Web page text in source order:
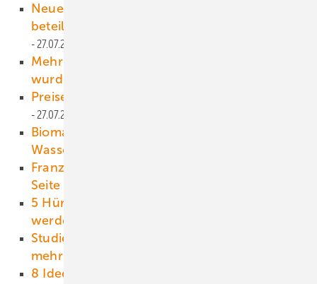
Neue Finanzprodukte: Hansainvest Lux
beteiligt sich an Solarparkgesellschaften
27.07.2021
Mehr als im ganzen Jahr 2019 aufgestellt
wurde
Preise für Projektmodule sinken leicht
27.07.2021
Biomasse und Klärschlamm als
Wasserstofflieferanten
Französischer Energierat schlägt sich auf die
Seite von Solarpark-Betreibern
5 Hürden für Solar – und wie sie beseitigt
werden können
Studie: Nur 6.000 Windenergieanlagen
mehr genügen
8 Ideen für eine erfolgreiche Klimawende